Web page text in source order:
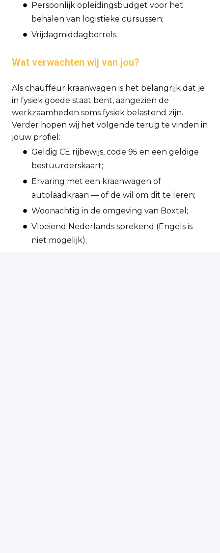
Persoonlijk opleidingsbudget voor het
behalen van logistieke cursussen;
Vrijdagmiddagborrels.
Wat verwachten wij van jou?
Als chauffeur kraanwagen is het belangrijk dat je
in fysiek goede staat bent, aangezien de
werkzaamheden soms fysiek belastend zijn.
Verder hopen wij het volgende terug te vinden in
jouw profiel:
Geldig CE rijbewijs, code 95 en een geldige
bestuurderskaart;
Ervaring met een kraanwagen of
autolaadkraan — of de wil om dit te leren;
Woonachtig in de omgeving van Boxtel;
Vloeiend Nederlands sprekend (Engels is
niet mogelijk);